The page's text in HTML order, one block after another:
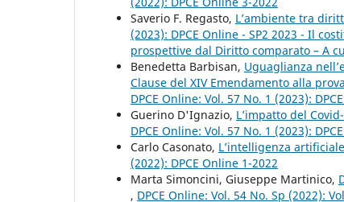
Saverio F. Regasto, L’ambiente tra
(2023): DPCE Online - SP2 2023 - Il
prospettive dal Diritto comparato – A
Benedetta Barbisan, Uguaglianza
Clause del XIV Emendamento alla
DPCE Online: Vol. 57 No. 1 (2023):
Guerino D'Ignazio, L’impatto del
DPCE Online: Vol. 57 No. 1 (2023):
Carlo Casonato, L’intelligenza
(2022): DPCE Online 1-2022
Marta Simoncini, Giuseppe Martinico,
, DPCE Online: Vol. 54 No. Sp (2022):